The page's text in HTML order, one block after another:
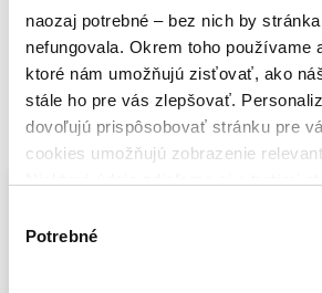
naozaj potrebné – bez nich by
nefungovala. Okrem toho používame
ktoré nám umožňujú zisťovať, ako
stále ho pre vás zlepšovať.
dovoľujú prispôsobovať stránku pre
cookies umožňujú zobrazenie
cookies.
súhlasu
Potrebné
15,80€ 13,20€
Vybrané pre